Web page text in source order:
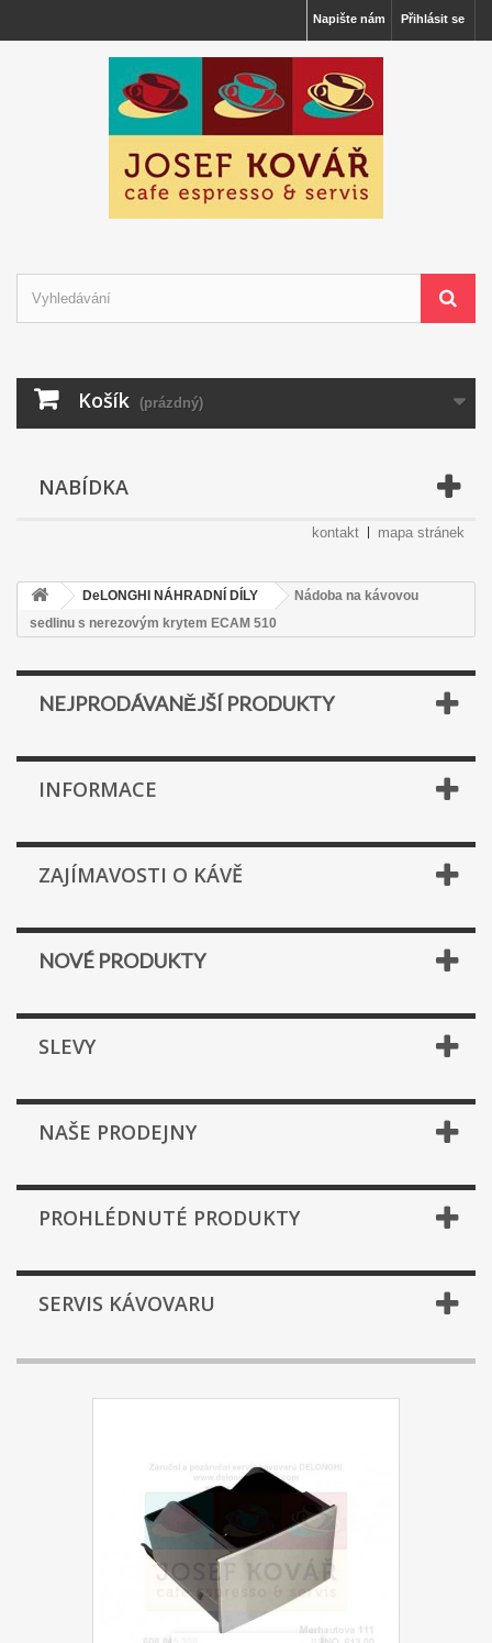
Přihlásit se
Napište nám
Košík (prázdný)
NABÍDKA
kontakt mapa stránek
DeLONGHI NÁHRADNÍ DÍLY
Nádoba na kávovou
sedlinu s nerezovým krytem ECAM 510
NEJPRODÁVANĚJŠÍ PRODUKTY
INFORMACE
ZAJÍMAVOSTI O KÁVĚ
NOVÉ PRODUKTY
SLEVY
NAŠE PRODEJNY
PROHLÉDNUTÉ PRODUKTY
SERVIS KÁVOVARU